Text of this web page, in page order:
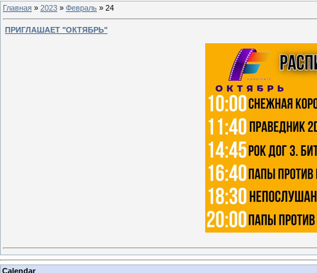
Главная » 2023 » Февраль » 24
ПРИГЛАШАЕТ "ОКТЯБРЬ"
Calendar